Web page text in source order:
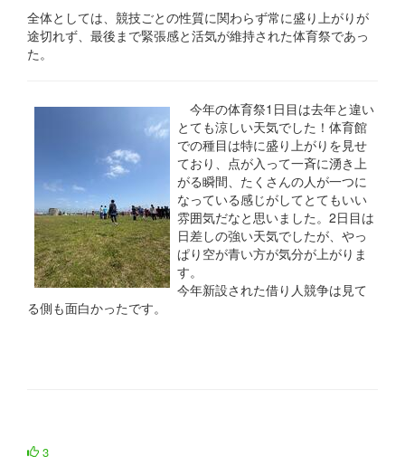
全体としては、競技ごとの性質に関わらず常に盛り上がりが
途切れず、最後まで緊張感と活気が維持された体育祭であっ
た。
今年の体育祭1日目は去年と違い
とても涼しい天気でした！体育館
での種目は特に盛り上がりを見せ
ており、点が入って一斉に湧き上
がる瞬間、たくさんの人が一つに
なっている感じがしてとてもいい
雰囲気だなと思いました。2日目は
日差しの強い天気でしたが、やっ
ぱり空が青い方が気分が上がりま
す。
今年新設された借り人競争は見て
る側も面白かったです。
3